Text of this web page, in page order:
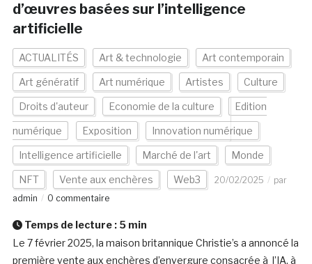
d’œuvres basées sur l’intelligence
artificielle
ACTUALITÉS Art & technologie Art contemporain
Art génératif Art numérique Artistes Culture
Droits d'auteur Economie de la culture Edition
numérique Exposition Innovation numérique
Intelligence artificielle Marché de l'art Monde
NFT Vente aux enchères Web3 20/02/2025
par
admin
0 commentaire
Temps de lecture : 5 min
Le 7 février 2025, la maison britannique Christie’s a annoncé la
première vente aux enchères d’envergure consacrée à l’IA, à